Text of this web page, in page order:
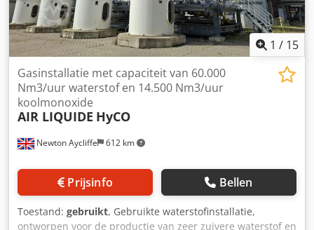
1 / 15
Newton Aycliffe 612 km
Gasinstallatie met capaciteit van 60.000
Nm3/uur waterstof en 14.500 Nm3/uur
koolmonoxide
AIR LIQUIDE HyCO
Prijsinfo Bellen
Toestand: gebruikt, Gebruikte waterstofinstallatie,
ontworpen voor de productie van zeer zuivere waterstof en